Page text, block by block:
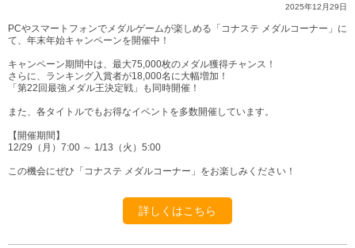
2025年12月29日
PCやスマートフォンでメダルゲームが楽しめる「コナステ メダルコーナー」に
て、年末年始キャンペーンを開催中！
キャンペーン期間中は、最大75,000枚のメダル獲得チャンス！
さらに、ランキング入賞者が18,000名に大幅増加！
「第22回最強メダル王決定戦」も同時開催！
また、各タイトルでもお得なイベントを多数開催しています。
【開催期間】
12/29（月）7:00 ～ 1/13（火）5:00
この機会にぜひ「コナステ メダルコーナー」をお楽しみください！
詳しくはこちら